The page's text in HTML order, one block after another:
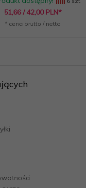
51,66 / 42,00 PLN*
* cena brutto / netto